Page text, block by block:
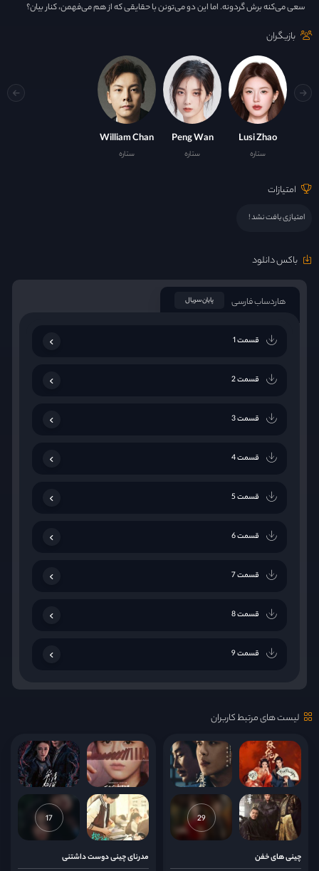
سعی می‌کنه برش گردونه. اما این دو می‌تونن با حقایقی که از هم می‌فهمن، کنار بیان؟
بازیگران
Lusi Zhao
ستاره
Peng Wan
ستاره
William Chan
ستاره
امتیازات
امتیازی یافت نشد !
باکس دانلود
هاردساب فارسی پایان سریال
قسمت 1
قسمت 2
قسمت 3
قسمت 4
قسمت 5
قسمت 6
قسمت 7
قسمت 8
قسمت 9
قسمت 10
قسمت 12
قسمت 13
لیست های مرتبط کاربران
29
چینی های خفن
17
مدرنای چینی دوست داشتنی